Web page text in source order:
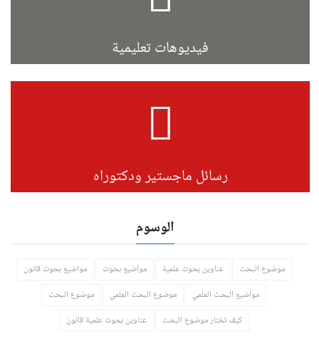
فيديوهات تعليمية
رسائل ماجستير ودكتوراه
الوسوم
موضوع البحث عناوين بحوث علمية مواضيع بحوث
مواضيع بحوث قانون
مواضيع البحث العلمي
موضوع البحث العلمي
موضوع البحث
كيف تختار موضوع البحث
عناوين بحوث علمية قانون